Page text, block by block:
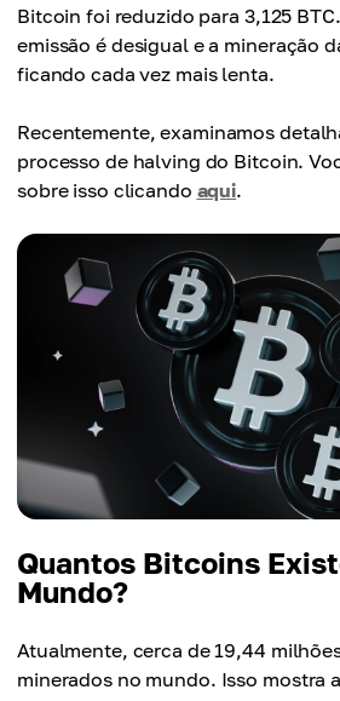
Bitcoin foi reduzido para 3,125
emissão é desigual e a mineração
ficando cada vez mais lenta.
Recentemente, examinamos
processo de halving do Bitcoin.
sobre isso clicando aqui.
Quantos Bitcoins
Mundo?
Atualmente, cerca de 19,44
minerados no mundo. Isso mostra